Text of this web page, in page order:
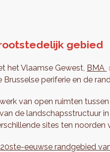
gebied
het Vlaamse Gewest, BMA
periferie en de
van open ruimten tussen
de landschapsstructuur
sites ten noorden
20ste-eeuwse randgebied